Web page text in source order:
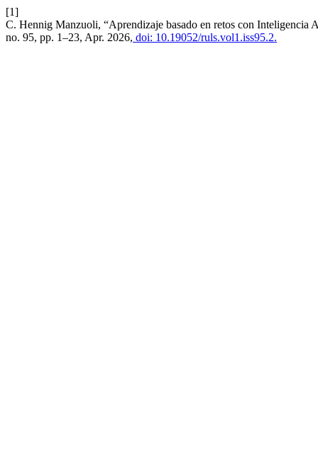
[1]
C. Hennig Manzuoli, “Aprendizaje basado en retos con
no. 95, pp. 1–23, Apr. 2026, doi: 10.19052/ruls.vol1.iss95.2.